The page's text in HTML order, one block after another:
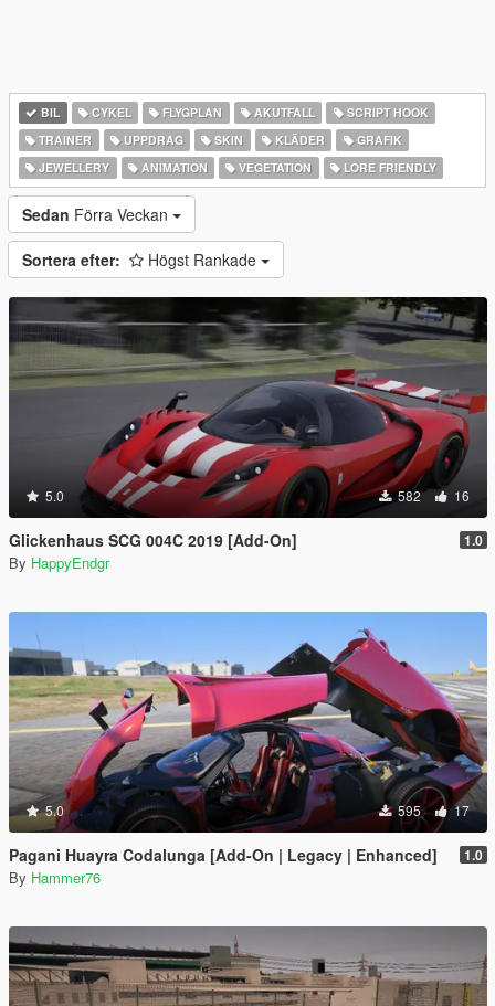
BIL CYKEL FLYGPLAN AKUTFALL
SCRIPT HOOK
TRAINER
UPPDRAG SKIN KLÄDER
GRAFIK
JEWELLERY
ANIMATION VEGETATION LORE FRIENDLY
Sedan Förra Veckan
Sortera efter: Högst Rankade
5.0 582 16
Glickenhaus SCG 004C 2019 [Add-On] 1.0
By HappyEndgr
5.0 595 17
Pagani Huayra Codalunga [Add-On | Legacy | Enhanced] 1.0
By Hammer76